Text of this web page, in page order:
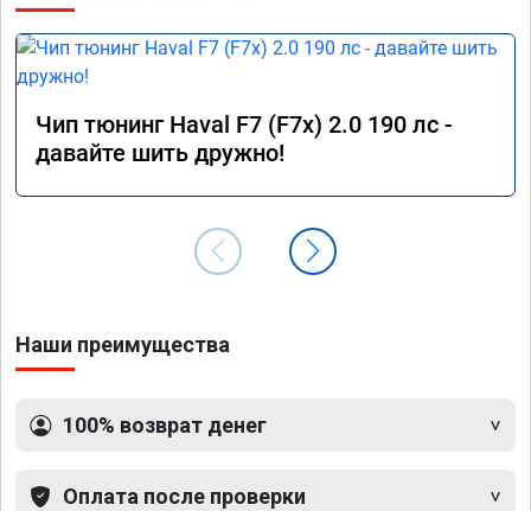
Чип тюнинг Haval F7 (F7x) 2.0 190 лс -
давайте шить дружно!
Наши преимущества
100% возврат денег
Оплата после проверки